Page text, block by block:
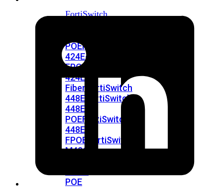
FortiSwitch
POEFortiSwitch
424E-
FPOE
424E-
Fiber FortiSwitch
448E FortiSwitch
448E-
POEFortiSwitch
448E-
FPOE
FortiSwitch
M426E-
POE